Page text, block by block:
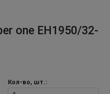
one EH1950/32-
Кол-во, шт.: